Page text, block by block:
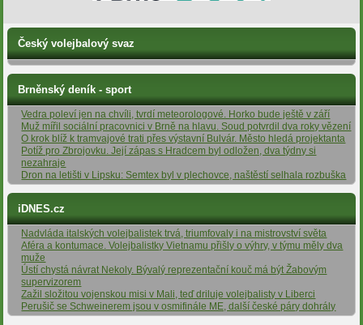
Český volejbalový svaz
Brněnský deník - sport
Vedra poleví jen na chvíli, tvrdí meteorologové. Horko bude ještě v září
Muž mířil sociální pracovnici v Brně na hlavu. Soud potvrdil dva roky vězení
O krok blíž k tramvajové trati přes výstavní Bulvár. Město hledá projektanta
Potíž pro Zbrojovku. Její zápas s Hradcem byl odložen, dva týdny si
nezahraje
Dron na letišti v Lipsku: Semtex byl v plechovce, naštěstí selhala rozbuška
iDNES.cz
Nadvláda italských volejbalistek trvá, triumfovaly i na mistrovství světa
Aféra a kontumace. Volejbalistky Vietnamu přišly o výhry, v týmu měly dva
muže
Ústí chystá návrat Nekoly. Bývalý reprezentační kouč má být Žabovým
supervizorem
Zažil složitou vojenskou misi v Mali, teď driluje volejbalisty v Liberci
Perušič se Schweinerem jsou v osmifinále ME, další české páry dohrály